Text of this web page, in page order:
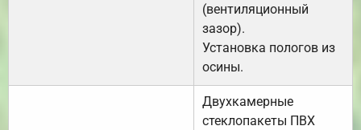
(вентиляционный
зазор).
Установка пологов из
осины.
Двухкамерные
стеклопакеты ПВХ